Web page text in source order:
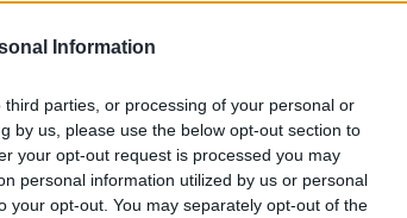
Information
parties, or processing of your personal or
by us, please use the below opt-out section to
your opt-out request is processed you may
personal information utilized by us or personal
your opt-out. You may separately opt-out of the